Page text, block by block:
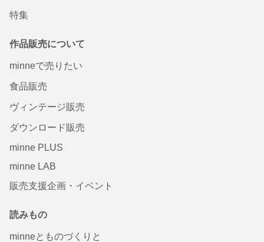
特集
作品販売について
minneで売りたい
食品販売
ヴィンテージ販売
ダウンロード販売
minne PLUS
minne LAB
販売支援企画・イベント
読みもの
minneとものづくりと